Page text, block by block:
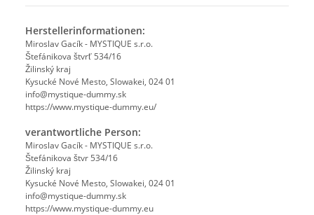
Herstellerinformationen:
Miroslav Gacík - MYSTIQUE s.r.o.
Štefánikova štvrť 534/16
Žilinský kraj
Kysucké Nové Mesto, Slowakei, 024 01
info@mystique-dummy.sk
https://www.mystique-dummy.eu/
verantwortliche Person:
Miroslav Gacík - MYSTIQUE s.r.o.
Štefánikova štvr 534/16
Žilinský kraj
Kysucké Nové Mesto, Slowakei, 024 01
info@mystique-dummy.sk
https://www.mystique-dummy.eu